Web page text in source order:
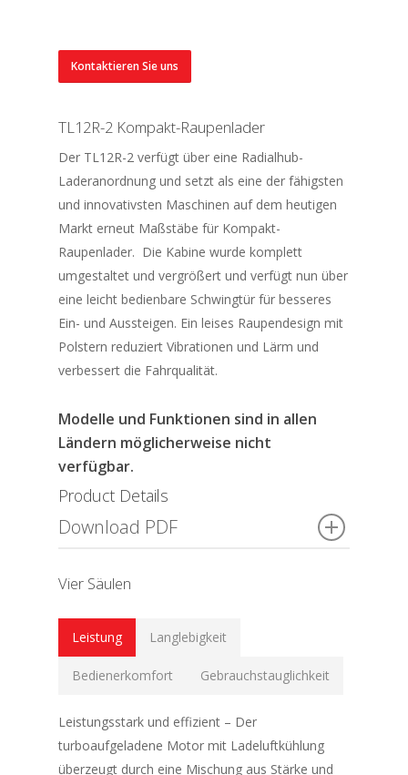
Kontaktieren Sie uns
TL12R-2 Kompakt-Raupenlader
Der TL12R-2 verfügt über eine Radialhub-
Laderanordnung und setzt als eine der fähigsten
und innovativsten Maschinen auf dem heutigen
Markt erneut Maßstäbe für Kompakt-
Raupenlader. Die Kabine wurde komplett
umgestaltet und vergrößert und verfügt nun über
eine leicht bedienbare Schwingtür für besseres
Ein- und Aussteigen. Ein leises Raupendesign mit
Polstern reduziert Vibrationen und Lärm und
verbessert die Fahrqualität.
Modelle und Funktionen sind in allen
Ländern möglicherweise nicht
verfügbar.
Product Details
Download PDF
Vier Säulen
Leistung Langlebigkeit
Bedienerkomfort Gebrauchstauglichkeit
Leistungsstark und effizient – Der
turboaufgeladene Motor mit Ladeluftkühlung
überzeugt durch eine Mischung aus Stärke und